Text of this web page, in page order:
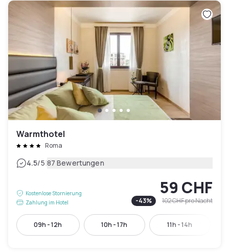
Warmthotel
Roma
4.5/5|87 Bewertungen
Kostenlose Stornierung
Zahlung im Hotel
59 CHF
-43% 102 CHFpro Nacht
09h - 12h 10h - 17h 11h - 14h